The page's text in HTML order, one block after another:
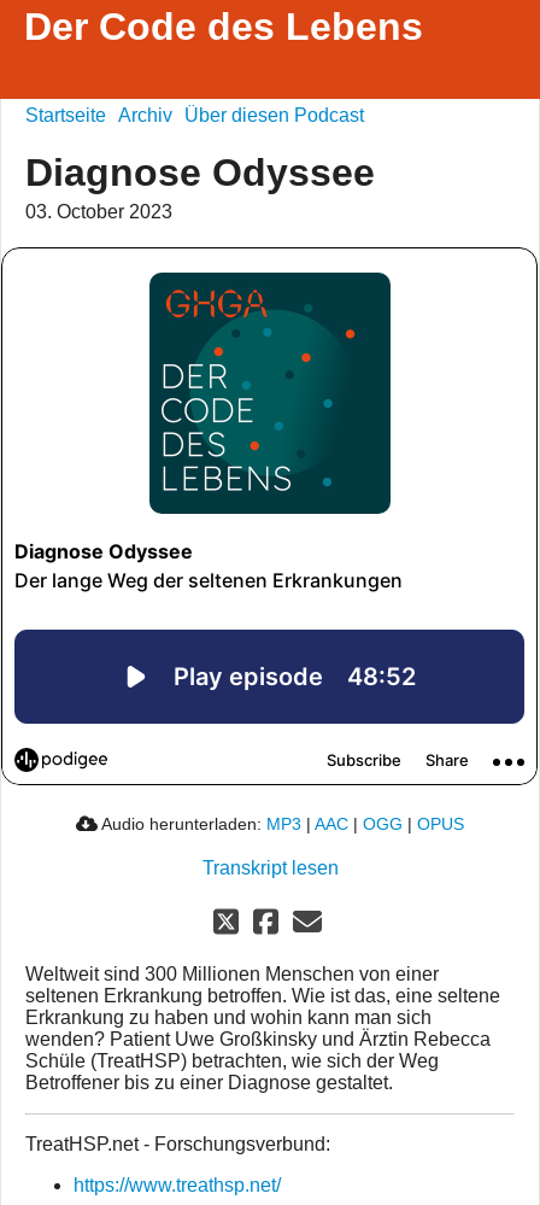
Der Code des Lebens
Startseite Archiv Über diesen Podcast
Diagnose Odyssee
03. October 2023
Audio herunterladen: MP3 | AAC | OGG | OPUS
Transkript lesen
Weltweit sind 300 Millionen Menschen von einer
seltenen Erkrankung betroffen. Wie ist das, eine seltene
Erkrankung zu haben und wohin kann man sich
wenden? Patient Uwe Großkinsky und Ärztin Rebecca
Schüle (TreatHSP) betrachten, wie sich der Weg
Betroffener bis zu einer Diagnose gestaltet.
TreatHSP.net - Forschungsverbund:
https://www.treathsp.net/